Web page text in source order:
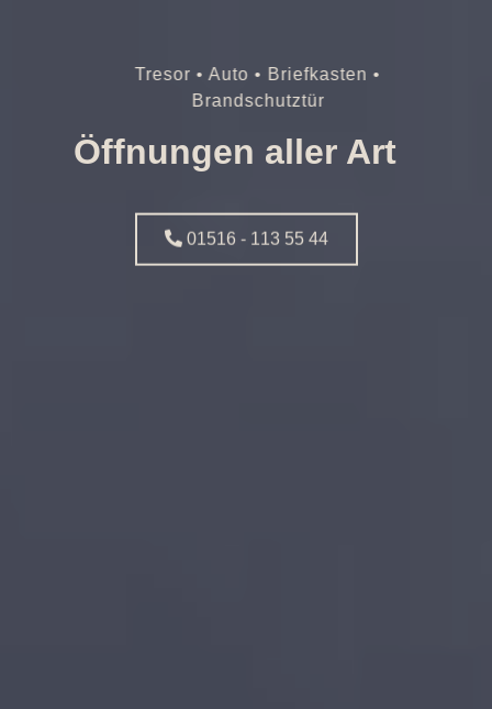
Tresor • Auto • Briefkasten •
Brandschutztür
Öffnungen aller Art
01516 - 113 55 44